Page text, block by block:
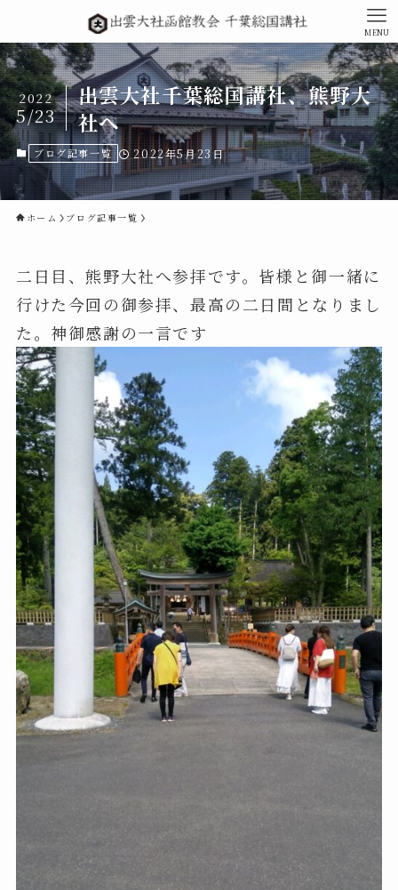
MENU
出雲大社千葉総国講社、熊野大
社へ
2022
5/23
ブログ記事一覧 2022年5月23日
ホーム ブログ記事一覧
二日目、熊野大社へ参拝です。皆様と御一緒に
行けた今回の御参拝、最高の二日間となりまし
た。神御感謝の一言です